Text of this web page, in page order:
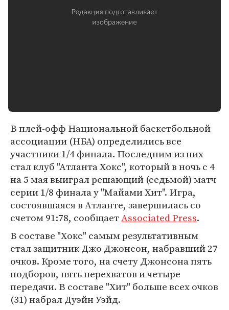
В плей-офф Национальной баскетбольной
ассоциации (НБА) определились все
участники 1/4 финала. Последним из них
стал клуб "Атланта Хокс", который в ночь с 4
на 5 мая выиграл решающий (седьмой) матч
серии 1/8 финала у "Майами Хит". Игра,
состоявшаяся в Атланте, завершилась со
счетом 91:78, сообщаетAssociated Press.
В составе "Хокс" самым результативным
стал защитник Джо Джонсон, набравший 27
очков. Кроме того, на счету Джонсона пять
подборов, пять перехватов и четыре
передачи. В составе "Хит" больше всех очков
(31) набрал Дуэйн Уэйд.